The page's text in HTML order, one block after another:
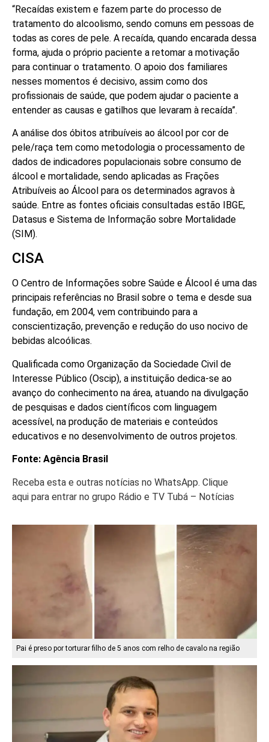
“Recaídas existem e fazem parte do processo de
tratamento do alcoolismo, sendo comuns em pessoas de
todas as cores de pele. A recaída, quando encarada dessa
forma, ajuda o próprio paciente a retomar a motivação
para continuar o tratamento. O apoio dos familiares
nesses momentos é decisivo, assim como dos
profissionais de saúde, que podem ajudar o paciente a
entender as causas e gatilhos que levaram à recaída”.
A análise dos óbitos atribuíveis ao álcool por cor de
pele/raça tem como metodologia o processamento de
dados de indicadores populacionais sobre consumo de
álcool e mortalidade, sendo aplicadas as Frações
Atribuíveis ao Álcool para os determinados agravos à
saúde. Entre as fontes oficiais consultadas estão IBGE,
Datasus e Sistema de Informação sobre Mortalidade
(SIM).
CISA
O Centro de Informações sobre Saúde e Álcool é uma das
principais referências no Brasil sobre o tema e desde sua
fundação, em 2004, vem contribuindo para a
conscientização, prevenção e redução do uso nocivo de
bebidas alcoólicas.
Qualificada como Organização da Sociedade Civil de
Interesse Público (Oscip), a instituição dedica-se ao
avanço do conhecimento na área, atuando na divulgação
de pesquisas e dados científicos com linguagem
acessível, na produção de materiais e conteúdos
educativos e no desenvolvimento de outros projetos.
Fonte: Agência Brasil
Receba esta e outras notícias no WhatsApp. Clique
aqui para entrar no grupo Rádio e TV Tubá – Notícias
Pai é preso por torturar filho de 5 anos com relho de cavalo na região